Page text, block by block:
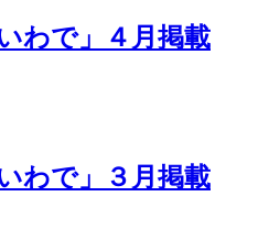
わで」４月掲載
わで」３月掲載